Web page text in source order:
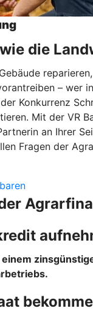
die
– wer
Konkurrenz
Mit der VR
an Ihrer
Fragen der